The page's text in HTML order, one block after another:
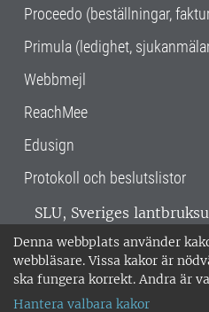
Denna webbplats använder
webbläsare. Vissa kakor är
ska fungera korrekt. Andra är
Hantera valbara kakor
Proceedo (beställningar,
Primula (ledighet,
Webbmejl
ReachMee
Edusign
Protokoll och beslutslistor
SLU, Sveriges
verksamhet över hela
Alnarp, Uppsala och
miljöcertifierat enligt ISO
018-67 10 00 • Org nr: